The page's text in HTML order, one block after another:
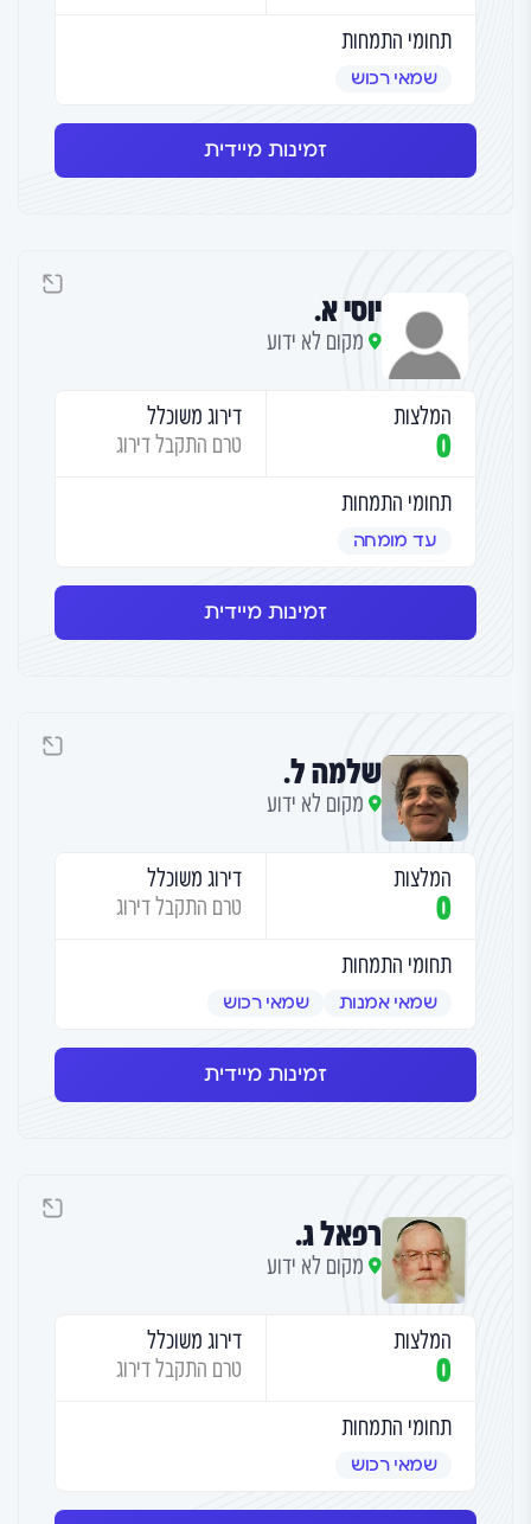
תחומי התמחות
שמאי רכוש
זמינות מיידית
יוסי א.
מקום לא ידוע
המלצות
0
דירוג משוכלל
טרם התקבל דירוג
תחומי התמחות
עד מומחה
זמינות מיידית
שלמה ל.
מקום לא ידוע
המלצות
0
דירוג משוכלל
טרם התקבל דירוג
תחומי התמחות
שמאי אמנות שמאי רכוש
זמינות מיידית
רפאל ג.
מקום לא ידוע
המלצות
0
דירוג משוכלל
טרם התקבל דירוג
תחומי התמחות
שמאי רכוש